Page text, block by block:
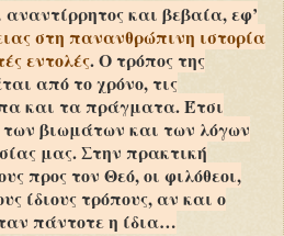
και βεβαία, εφ’
στη πανανθρώπινη ιστορία
εντολές. Ο τρόπος της
από το χρόνο, τις
και τα πράγματα. Έτσι
των βιωμάτων και των λόγων
μας. Στην πρακτική
προς τον Θεό, οι φιλόθεοι,
ίδιους τρόπους, αν και ο
πάντοτε η ίδια…